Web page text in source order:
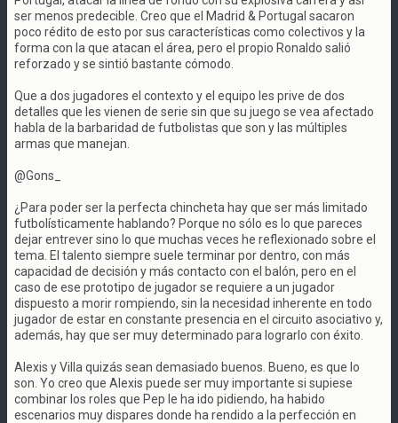
ser menos predecible. Creo que el Madrid & Portugal sacaron
poco rédito de esto por sus características como colectivos y la
forma con la que atacan el área, pero el propio Ronaldo salió
reforzado y se sintió bastante cómodo.
Que a dos jugadores el contexto y el equipo les prive de dos
detalles que les vienen de serie sin que su juego se vea afectado
habla de la barbaridad de futbolistas que son y las múltiples
armas que manejan.
@Gons_
¿Para poder ser la perfecta chincheta hay que ser más limitado
futbolísticamente hablando? Porque no sólo es lo que pareces
dejar entrever sino lo que muchas veces he reflexionado sobre el
tema. El talento siempre suele terminar por dentro, con más
capacidad de decisión y más contacto con el balón, pero en el
caso de ese prototipo de jugador se requiere a un jugador
dispuesto a morir rompiendo, sin la necesidad inherente en todo
jugador de estar en constante presencia en el circuito asociativo y,
además, hay que ser muy determinado para lograrlo con éxito.
Alexis y Villa quizás sean demasiado buenos. Bueno, es que lo
son. Yo creo que Alexis puede ser muy importante si supiese
combinar los roles que Pep le ha ido pidiendo, ha habido
escenarios muy dispares donde ha rendido a la perfección en